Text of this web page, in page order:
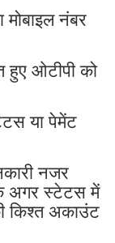
नंबर
हुए ओटीपी को
या पेमेंट
नजर
अगर स्टेटस में
किश्त अकाउंट